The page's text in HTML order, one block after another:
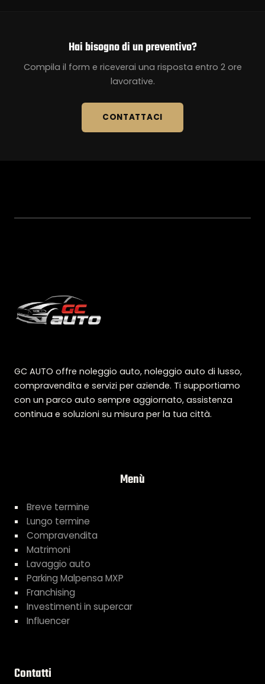
Hai bisogno di un preventivo?
Compila il form e riceverai una risposta entro 2 ore
lavorative.
CONTATTACI
GC AUTO offre noleggio auto, noleggio auto di lusso,
compravendita e servizi per aziende. Ti supportiamo
con un parco auto sempre aggiornato, assistenza
continua e soluzioni su misura per la tua città.
Menù
Breve termine
Lungo termine
Compravendita
Matrimoni
Lavaggio auto
Parking Malpensa MXP
Franchising
Investimenti in supercar
Influencer
Contatti